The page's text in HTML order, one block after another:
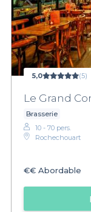
5,0 (5)
Le Grand
Brasserie
10 - 70 pers.
Rochechouart
€€ Abordable